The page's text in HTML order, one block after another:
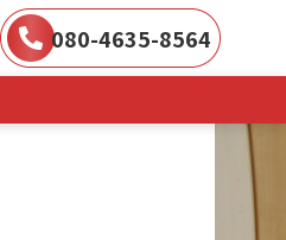
080-4635-8564